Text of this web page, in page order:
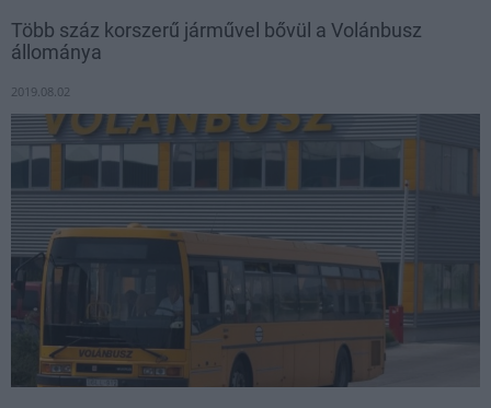
Több száz korszerű járművel bővül a Volánbusz
állománya
2019.08.02